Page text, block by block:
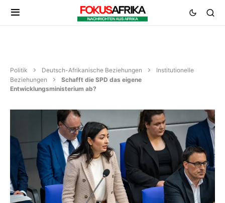
Politik Deutsch-Afrikanische Beziehungen
Institutionelle
Beziehungen
Schafft die SPD das eigene
Entwicklungsministerium ab?